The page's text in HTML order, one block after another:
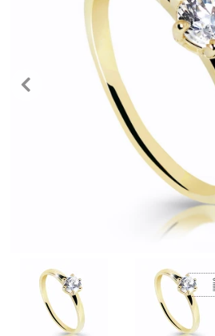
Fotografie